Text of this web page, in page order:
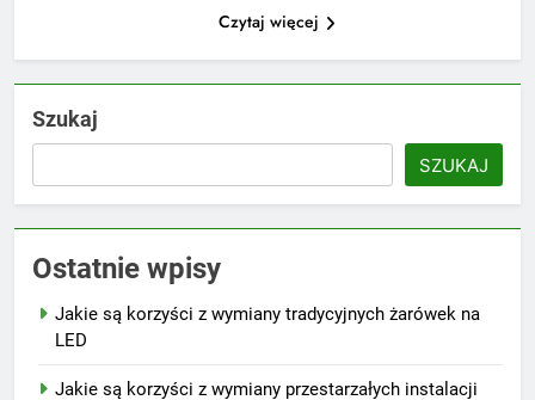
Czytaj więcej
Szukaj
SZUKAJ
Ostatnie wpisy
Jakie są korzyści z wymiany tradycyjnych żarówek na
LED
Jakie są korzyści z wymiany przestarzałych instalacji